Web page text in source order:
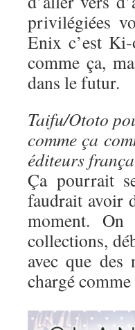
privilégiées
Enix c’est
comme ça,
dans le futur.
Taifu/Ototo
comme ça
éditeurs
Ça pourrait
faudrait avoir
moment.
collections,
avec que des
chargé